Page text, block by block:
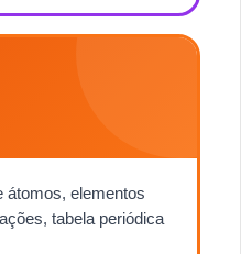
átomos, elementos
tabela periódica